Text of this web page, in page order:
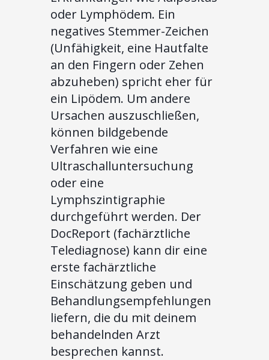
oder Lymphödem. Ein
negatives Stemmer-Zeichen
(Unfähigkeit, eine Hautfalte
an den Fingern oder Zehen
abzuheben) spricht eher für
ein Lipödem. Um andere
Ursachen auszuschließen,
können bildgebende
Verfahren wie eine
Ultraschalluntersuchung
oder eine
Lymphszintigraphie
durchgeführt werden. Der
DocReport (fachärztliche
Telediagnose) kann dir eine
erste fachärztliche
Einschätzung geben und
Behandlungsempfehlungen
liefern, die du mit deinem
behandelnden Arzt
besprechen kannst.